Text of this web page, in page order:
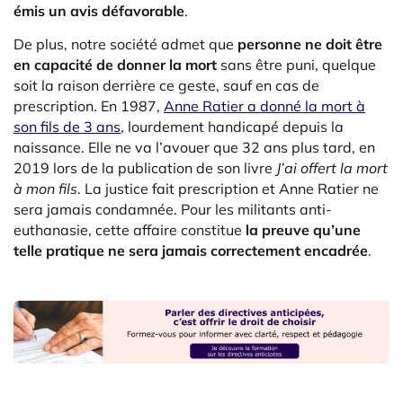
émis un avis défavorable.
De plus, notre société admet que personne ne doit être
en capacité de donner la mort sans être puni, quelque
soit la raison derrière ce geste, sauf en cas de
prescription. En 1987, Anne Ratier a donné la mort à
son fils de 3 ans, lourdement handicapé depuis la
naissance. Elle ne va l’avouer que 32 ans plus tard, en
2019 lors de la publication de son livre J’ai offert la mort
à mon fils. La justice fait prescription et Anne Ratier ne
sera jamais condamnée. Pour les militants anti-
euthanasie, cette affaire constitue la preuve qu’une
telle pratique ne sera jamais correctement encadrée.